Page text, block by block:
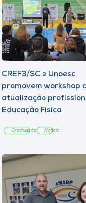
CREF3/SC e Unoesc
promovem workshop
atualização
Educação Física
Graduação Notícia